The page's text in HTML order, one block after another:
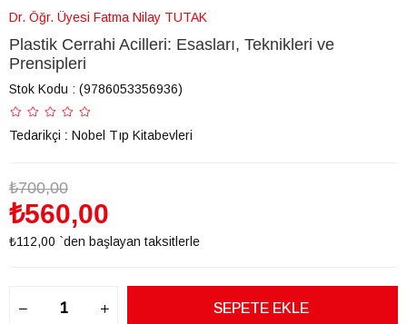
Dr. Öğr. Üyesi Fatma Nilay TUTAK
Plastik Cerrahi Acilleri: Esasları, Teknikleri ve
Prensipleri
Stok Kodu (9786053356936)
Tedarikçi : Nobel Tıp Kitabevleri
₺700,00
₺560,00
₺112,00 `den başlayan taksitlerle